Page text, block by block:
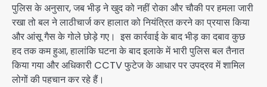
पुलिस के अनुसार, जब भीड़ ने खुद को नहीं रोका और चौकी पर हमला जारी
रखा तो बल ने लाठीचार्ज कर हालात को नियंत्रित करने का प्रयास किया
और आंसू गैस के गोले छोड़े गए। इस कार्रवाई के बाद भीड़ का दबाव कुछ
हद तक कम हुआ, हालांकि घटना के बाद इलाके में भारी पुलिस बल तैनात
किया गया और अधिकारी CCTV फुटेज के आधार पर उपद्रव में शामिल
लोगों की पहचान कर रहे हैं।